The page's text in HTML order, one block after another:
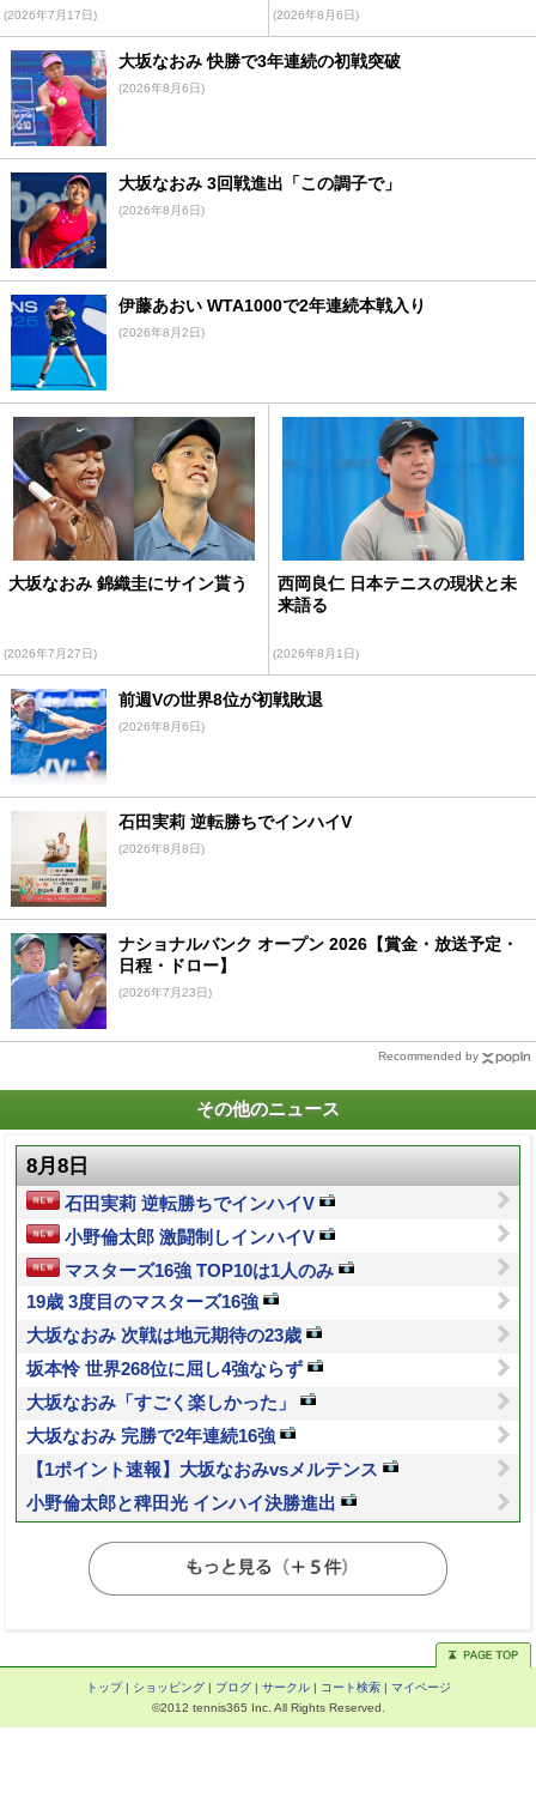
(2026年7月17日) (2026年8月6日)
大坂なおみ 快勝で3年連続の初戦突破
(2026年8月6日)
大坂なおみ 3回戦進出「この調子で」
(2026年8月6日)
伊藤あおい WTA1000で2年連続本戦入り
(2026年8月2日)
大坂なおみ 錦織圭にサイン貰う
(2026年7月27日)
西岡良仁 日本テニスの現状と未
来語る
(2026年8月1日)
前週Vの世界8位が初戦敗退
(2026年8月6日)
石田実莉 逆転勝ちでインハイV
(2026年8月8日)
ナショナルバンク オープン 2026【賞金・放送予定・
日程・ドロー】
(2026年7月23日)
Recommended by
その他のニュース
8月8日
石田実莉 逆転勝ちでインハイV
小野倫太郎 激闘制しインハイV
マスターズ16強 TOP10は1人のみ
19歳 3度目のマスターズ16強
大坂なおみ 次戦は地元期待の23歳
坂本怜 世界268位に屈し4強ならず
大坂なおみ「すごく楽しかった」
大坂なおみ 完勝で2年連続16強
【1ポイント速報】大坂なおみvsメルテンス
小野倫太郎と稗田光 インハイ決勝進出
トップ| ショッピング| ブログ| サークル| コート検索| マイページ
©2012 tennis365 Inc. All Rights Reserved.